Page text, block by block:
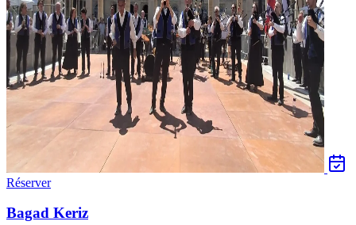
Réserver
Bagad Keriz